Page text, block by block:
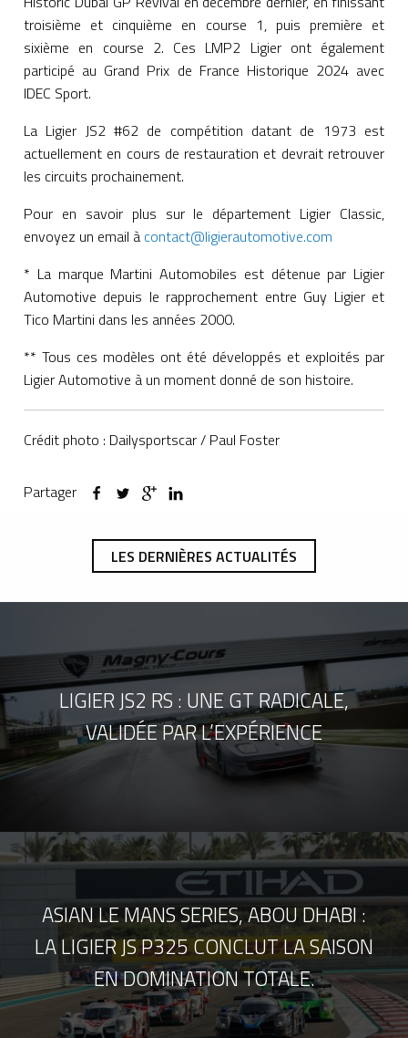
troisième et cinquième en course 1, puis première et
sixième en course 2. Ces LMP2 Ligier ont également
participé au Grand Prix de France Historique 2024 avec
IDEC Sport.
La Ligier JS2 #62 de compétition datant de 1973 est
actuellement en cours de restauration et devrait retrouver
les circuits prochainement.
Pour en savoir plus sur le département Ligier Classic,
envoyez un email à contact@ligierautomotive.com
* La marque Martini Automobiles est détenue par Ligier
Automotive depuis le rapprochement entre Guy Ligier et
Tico Martini dans les années 2000.
** Tous ces modèles ont été développés et exploités par
Ligier Automotive à un moment donné de son histoire.
Crédit photo : Dailysportscar / Paul Foster
Partager
LES DERNIÈRES ACTUALITÉS
LIGIER JS2 RS : UNE GT RADICALE,
VALIDÉE PAR L’EXPÉRIENCE
ASIAN LE MANS SERIES, ABOU DHABI :
LA LIGIER JS P325 CONCLUT LA SAISON
EN DOMINATION TOTALE.